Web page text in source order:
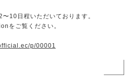
〜10日程いただいております。
をご覧ください。
p/00001